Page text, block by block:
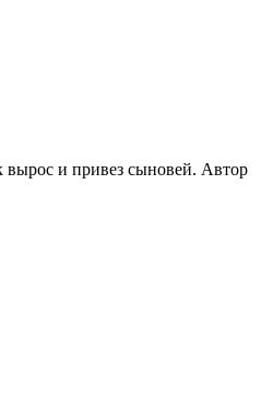
вырос и привез сыновей. Автор